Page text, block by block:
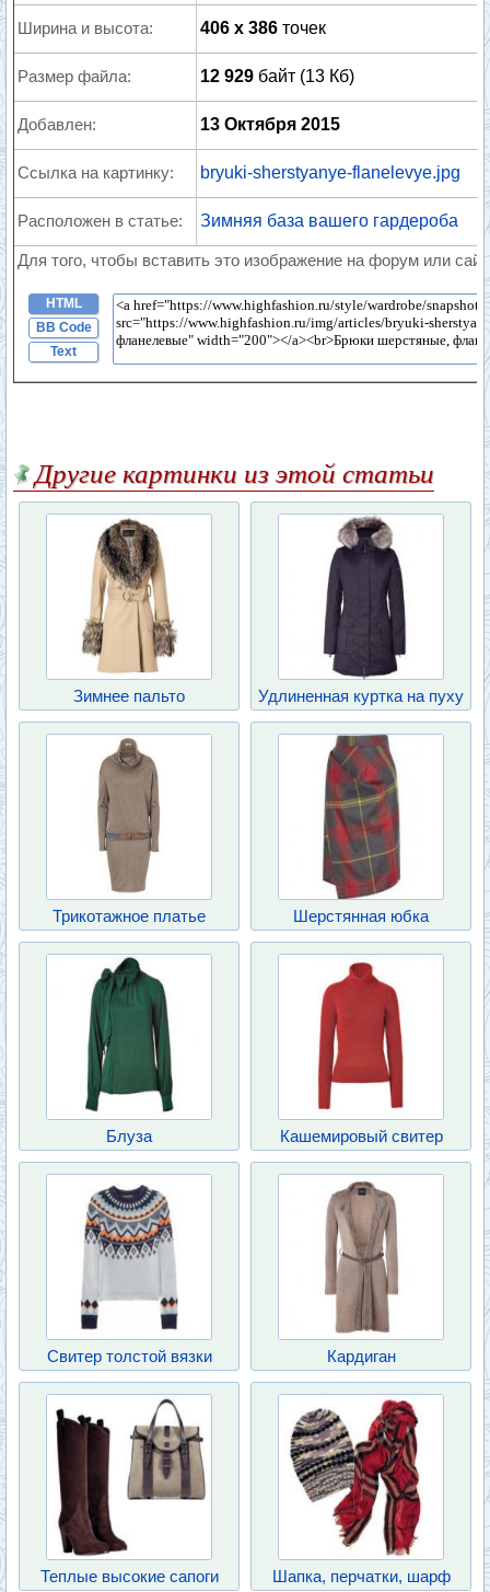
Ширина и высота: 406 x 386 точек
Размер файла: 12 929 байт (13 Кб)
Добавлен: 13 Октября 2015
Ссылка на картинку: bryuki-sherstyanye-flanelevye.jpg
Расположен в статье: Зимняя база вашего гардероба
Для того, чтобы вставить это изображение на форум или
HTML
BB Code
Text
Другие картинки из этой статьи
Зимнее пальто Удлиненная куртка на пуху
Трикотажное платье Шерстянная юбка
Блуза Кашемировый свитер
Свитер толстой вязки Кардиган
Теплые высокие сапоги Шапка, перчатки, шарф